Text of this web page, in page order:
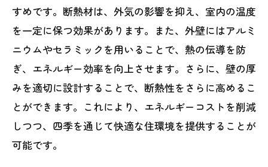
すめです。断熱材は、外気の影響を抑え、室内の温度
を一定に保つ効果があります。また、外壁にはアルミ
ニウムやセラミックを用いることで、熱の伝導を防
ぎ、エネルギー効率を向上させます。さらに、壁の厚
みを適切に設計することで、断熱性をさらに高めるこ
とができます。これにより、エネルギーコストを削減
しつつ、四季を通じて快適な住環境を提供することが
可能です。